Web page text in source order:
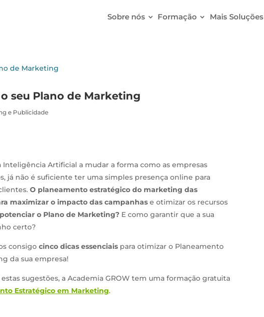
Sobre nós Formação Mais Soluções
seu Plano de Marketing
e Publicidade
Artificial a mudar a forma como as empresas
já não é suficiente ter uma simples presença online para
O planeamento estratégico do marketing das
maximizar o impacto das campanhase otimizar os recursos
o Plano de Marketing?E como garantir que a sua
certo?
consigo cinco dicas essenciaispara otimizar o Planeamento
da sua empresa!
sugestões, a Academia GROW tem uma formação gratuita
Estratégico em Marketing.